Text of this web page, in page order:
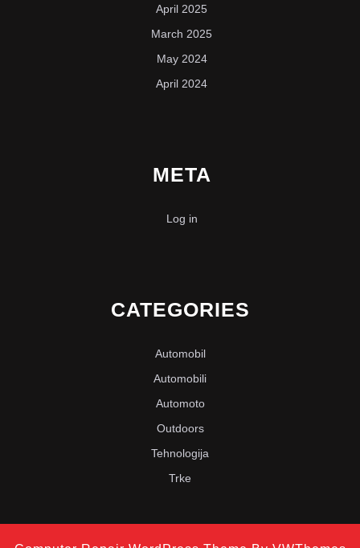
April 2025
March 2025
May 2024
April 2024
META
Log in
CATEGORIES
Automobil
Automobili
Automoto
Outdoors
Tehnologija
Trke